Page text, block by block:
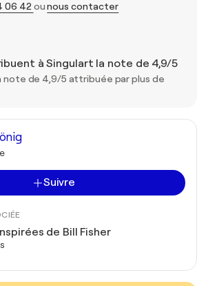
06 42ounous contacter
à Singulart la note de 4,9/5
note de 4,9/5 attribuée par plus de
Suivre
de Bill Fisher